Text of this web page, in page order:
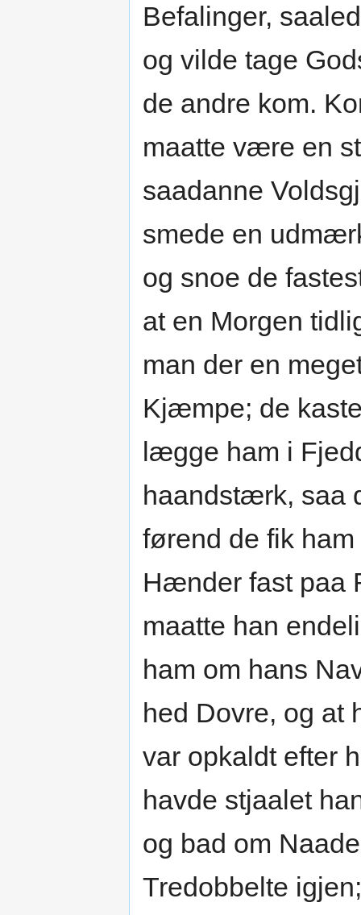
Befalinger,
og vilde tage
de andre kom.
maatte være en
saadanne
smede en
og snoe de
at en Morgen
man der en
Kjæmpe; de
lægge ham i
haandstærk, saa
førend de fik
Hænder fast paa
maatte han
ham om hans
hed Dovre, og at
var opkaldt efter
havde stjaalet
og bad om
Tredobbelte